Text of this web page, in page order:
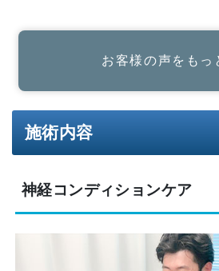
お客様の声をもっ
施術内容
神経コンディションケア